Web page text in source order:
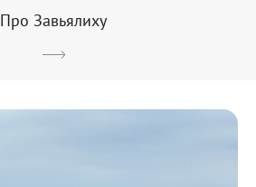
Про Завьялиху